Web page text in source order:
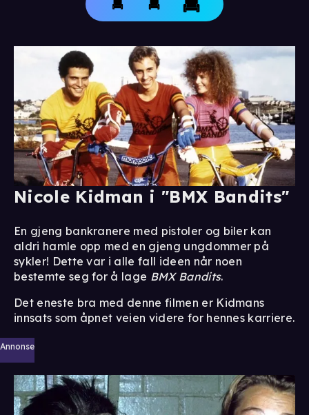
Nicole Kidman i "BMX Bandits"
En gjeng bankranere med pistoler og biler kan
aldri hamle opp med en gjeng ungdommer på
sykler! Dette var i alle fall ideen når noen
bestemte seg for å lage BMX Bandits.
Det eneste bra med denne filmen er Kidmans
innsats som åpnet veien videre for hennes karriere.
Annonse